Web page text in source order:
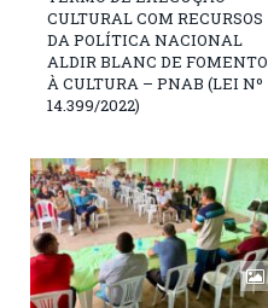
CULTURAL COM RECURSOS
DA POLÍTICA NACIONAL
ALDIR BLANC DE FOMENTO
À CULTURA – PNAB (LEI Nº
14.399/2022)